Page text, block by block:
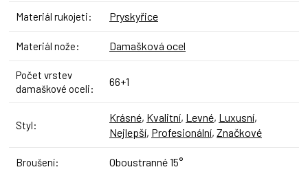
Materiál rukojeti: Pryskyřice
Materiál nože: Damašková ocel
Počet vrstev
damaškové oceli:
66+1
Styl:
Krásné, Kvalitní, Levné, Luxusní,
Nejlepší, Profesionální, Značkové
Broušení: Oboustranné 15°